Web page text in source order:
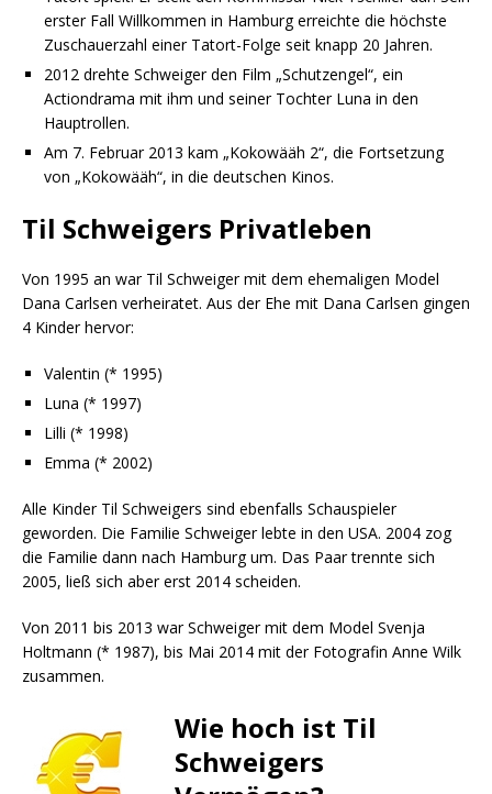
erster Fall Willkommen in Hamburg erreichte die höchste
Zuschauerzahl einer Tatort-Folge seit knapp 20 Jahren.
2012 drehte Schweiger den Film „Schutzengel“, ein
Actiondrama mit ihm und seiner Tochter Luna in den
Hauptrollen.
Am 7. Februar 2013 kam „Kokowääh 2“, die Fortsetzung
von „Kokowääh“, in die deutschen Kinos.
Til Schweigers Privatleben
Von 1995 an war Til Schweiger mit dem ehemaligen Model
Dana Carlsen verheiratet. Aus der Ehe mit Dana Carlsen gingen
4 Kinder hervor:
Valentin (* 1995)
Luna (* 1997)
Lilli (* 1998)
Emma (* 2002)
Alle Kinder Til Schweigers sind ebenfalls Schauspieler
geworden. Die Familie Schweiger lebte in den USA. 2004 zog
die Familie dann nach Hamburg um. Das Paar trennte sich
2005, ließ sich aber erst 2014 scheiden.
Von 2011 bis 2013 war Schweiger mit dem Model Svenja
Holtmann (* 1987), bis Mai 2014 mit der Fotografin Anne Wilk
zusammen.
Wie hoch ist Til
Schweigers